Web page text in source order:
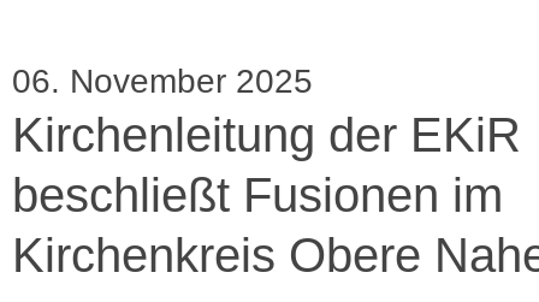
06. November 2025
Kirchenleitung der EKiR
beschließt Fusionen im
Kirchenkreis Obere